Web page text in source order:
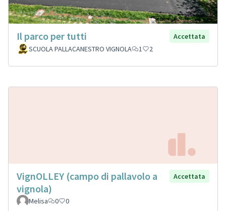
Il parco per tutti
Accettata
SCUOLA PALLACANESTRO VIGNOLA
1 2
VignOLLEY (campo di pallavolo a
vignola)
Accettata
Melisa 0 0